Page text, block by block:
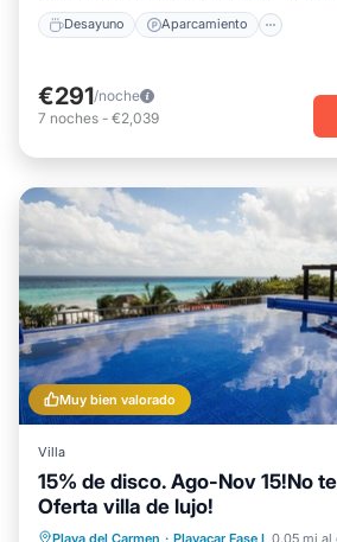
Desayuno Aparcamiento
€291/noche
7 noches - €2,039
Muy bien valorado
Villa
15% de disco. Ago-Nov 15!No
Oferta villa de lujo!
Playa del Carmen · Playacar Fase I 0.05 mi al
Piscina privada Frente al